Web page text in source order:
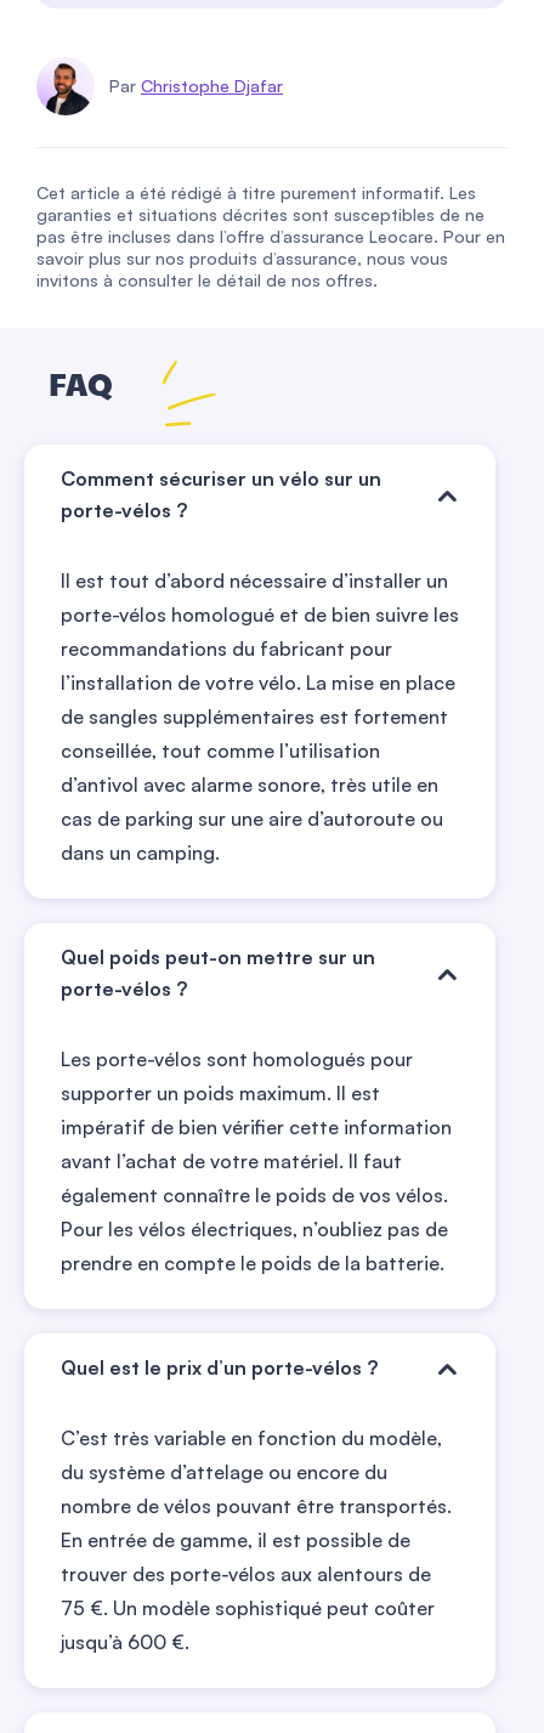
Par Christophe Djafar
Cet article a été rédigé à titre purement informatif. Les
garanties et situations décrites sont susceptibles de ne
pas être incluses dans l’offre d’assurance Leocare. Pour en
savoir plus sur nos produits d’assurance, nous vous
invitons à consulter le détail de nos offres.
FAQ
Comment sécuriser un vélo sur un
porte-vélos ?
Il est tout d’abord nécessaire d’installer un
porte-vélos homologué et de bien suivre les
recommandations du fabricant pour
l’installation de votre vélo. La mise en place
de sangles supplémentaires est fortement
conseillée, tout comme l’utilisation
d’antivol avec alarme sonore, très utile en
cas de parking sur une aire d’autoroute ou
dans un camping.
Quel poids peut-on mettre sur un
porte-vélos ?
Les porte-vélos sont homologués pour
supporter un poids maximum. Il est
impératif de bien vérifier cette information
avant l’achat de votre matériel. Il faut
également connaître le poids de vos vélos.
Pour les vélos électriques, n’oubliez pas de
prendre en compte le poids de la batterie.
Quel est le prix d’un porte-vélos ?
C’est très variable en fonction du modèle,
du système d’attelage ou encore du
nombre de vélos pouvant être transportés.
En entrée de gamme, il est possible de
trouver des porte-vélos aux alentours de
75 €. Un modèle sophistiqué peut coûter
jusqu’à 600 €.